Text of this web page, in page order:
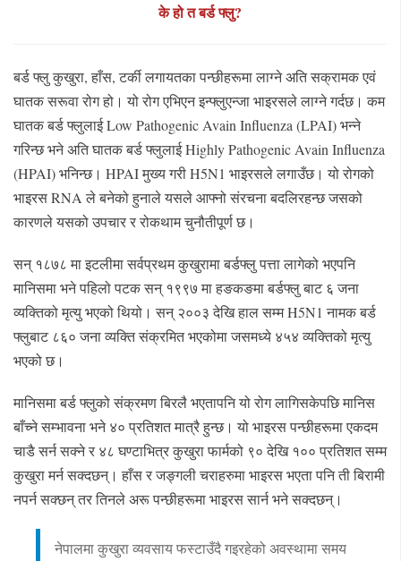
के हो त बर्ड फ्लु?
बर्ड फ्लु कुखुरा, हाँस, टर्की लगायतका पन्छीहरूमा लाग्ने अति सक्रामक एवं
घातक सरूवा रोग हो। यो रोग एभिएन इन्फ्लुएन्जा भाइरसले लाग्ने गर्दछ। कम
घातक बर्ड फ्लुलाई Low Pathogenic Avain Influenza (LPAI) भन्ने
गरिन्छ भने अति घातक बर्ड फ्लुलाई Highly Pathogenic Avain Influenza
(HPAI) भनिन्छ। HPAI मुख्य गरी H5N1 भाइरसले लगाउँछ। यो रोगको
भाइरस RNA ले बनेको हुनाले यसले आफ्नो संरचना बदलिरहन्छ जसको
कारणले यसको उपचार र रोकथाम चुनौतीपूर्ण छ।
सन् १८७८ मा इटलीमा सर्वप्रथम कुखुरामा बर्डफ्लु पत्ता लागेको भएपनि
मानिसमा भने पहिलो पटक सन् १९९७ मा हङकङमा बर्डफ्लु बाट ६ जना
व्यक्तिको मृत्यु भएको थियो। सन् २००३ देखि हाल सम्म H5N1 नामक बर्ड
फ्लुबाट ८६० जना व्यक्ति संक्रमित भएकोमा जसमध्ये ४५४ व्यक्तिको मृत्यु
भएको छ।
मानिसमा बर्ड फ्लुको संक्रमण बिरलै भएतापनि यो रोग लागिसकेपछि मानिस
बाँच्ने सम्भावना भने ४० प्रतिशत मात्रै हुन्छ। यो भाइरस पन्छीहरूमा एकदम
चाडै सर्न सक्ने र ४८ घण्टाभित्र कुखुरा फार्मको ९० देखि १०० प्रतिशत सम्म
कुखुरा मर्न सक्दछन्। हाँस र जङ्गली चराहरुमा भाइरस भएता पनि ती बिरामी
नपर्न सक्छन् तर तिनले अरू पन्छीहरूमा भाइरस सार्न भने सक्दछन्।
नेपालमा कुखुरा व्यवसाय फस्टाउँदै गइरहेको अवस्थामा समय